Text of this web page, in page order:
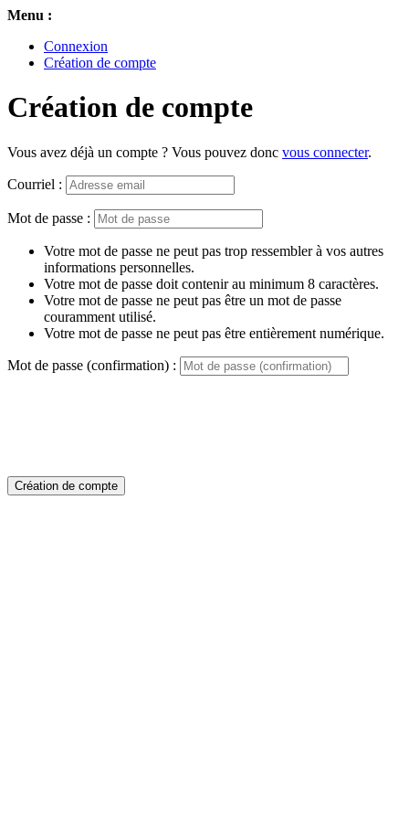
Menu :
Connexion
Création de compte
Création de compte
Vous avez déjà un compte ? Vous pouvez donc vous connecter.
Courriel :
Mot de passe :
Votre mot de passe ne peut pas trop ressembler à vos autres
informations personnelles.
Votre mot de passe doit contenir au minimum 8 caractères.
Votre mot de passe ne peut pas être un mot de passe
couramment utilisé.
Votre mot de passe ne peut pas être entièrement numérique.
Mot de passe (confirmation) :
Création de compte